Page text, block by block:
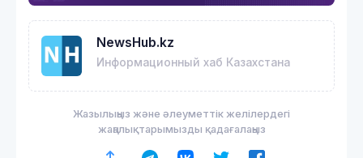
NewsHub.kz
Информационный хаб Казахстана
Жазылыңыз және әлеуметтік желілердегі
жаңалықтарымызды қадағалаңыз